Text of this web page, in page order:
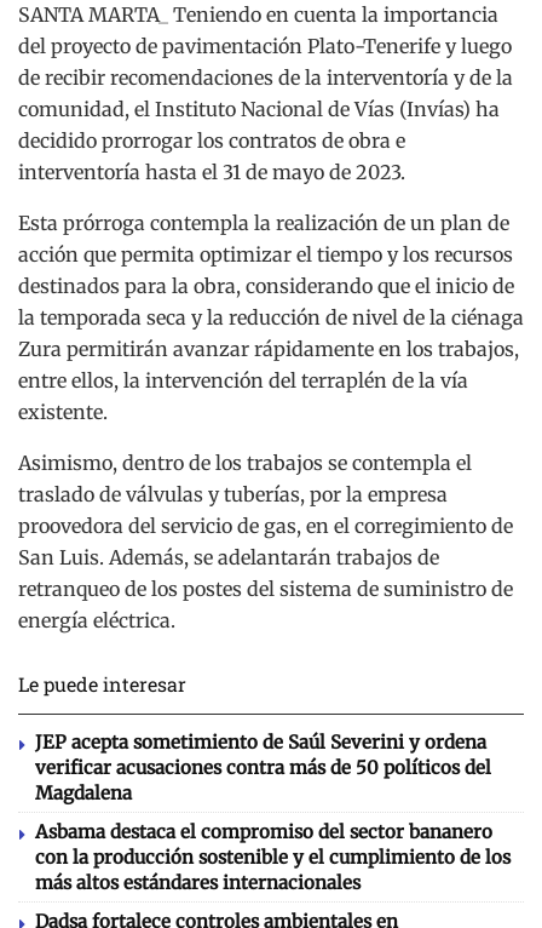
SANTA MARTA_ Teniendo en cuenta la importancia
del proyecto de pavimentación Plato-Tenerife y luego
de recibir recomendaciones de la interventoría y de la
comunidad, el Instituto Nacional de Vías (Invías) ha
decidido prorrogar los contratos de obra e
interventoría hasta el 31 de mayo de 2023.
Esta prórroga contempla la realización de un plan de
acción que permita optimizar el tiempo y los recursos
destinados para la obra, considerando que el inicio de
la temporada seca y la reducción de nivel de la ciénaga
Zura permitirán avanzar rápidamente en los trabajos,
entre ellos, la intervención del terraplén de la vía
existente.
Asimismo, dentro de los trabajos se contempla el
traslado de válvulas y tuberías, por la empresa
proovedora del servicio de gas, en el corregimiento de
San Luis. Además, se adelantarán trabajos de
retranqueo de los postes del sistema de suministro de
energía eléctrica.
Le puede interesar
JEP acepta sometimiento de Saúl Severini y ordena
verificar acusaciones contra más de 50 políticos del
Magdalena
Asbama destaca el compromiso del sector bananero
con la producción sostenible y el cumplimiento de los
más altos estándares internacionales
Dadsa fortalece controles ambientales en